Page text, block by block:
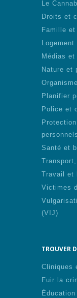
Le
Droits et
Famille
Médias
Nature et
Planifier
Police et
Santé et
Travail et
Victimes
(VIJ)
TROUVER
Cliniques
Fuir la